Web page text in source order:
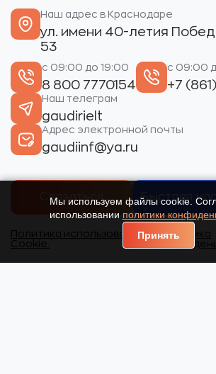
Наш адрес в Краснодаре
ул. имени 40-летия
53
с 09:00 до 19:00
8 800 7770154
с 09:00
+7
Наш телеграм
gaudirielt
Адрес электронной почты
gaudiinf@ya.ru
Связаться Быстрая
Политика использования
Cookie.
Политика
Мы используем файлы cookie.
использовании политики
Принять